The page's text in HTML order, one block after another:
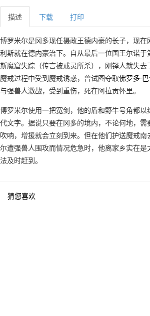
描述 下载 打印
博罗米尔是冈多现任摄政王德内豪的长子，现在
利斯就在德内豪治下。自从最后一位国王尔诺于
斯魔窟失踪（传言被戒灵所杀），刚铎人就失去
魔戒过程中受到魔戒诱惑，曾试图夺取佛罗多·
与强兽人激战，受到重伤，死在阿拉贡怀里。
博罗米尔使用一把宽剑，他的盾和野牛号角都以
代文字。据说只要在冈多的境内，不论何地，需
吹响，增援就会立刻到来。但在他们护送魔戒南
尔遭强兽人围攻而情况危急时，他离家乡实在是
法及时赶到。
猜您喜欢